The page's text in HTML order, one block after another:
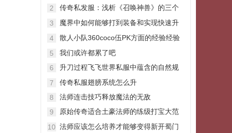
2
传奇私发服：浅析《召唤神兽》的三个
3
魔界中如何能够打到装备和实现快速升
4
散人小队360coco伍PK方面的经验经验
5
我们或许都累了吧
6
升刀过程飞飞世界私服中蕴含的自然规
7
传奇私服翅膀系统怎么升
8
法师连击技巧释放魔法的无敌
9
原始传奇适合土豪法师的练级打宝大范
10 法师应该怎么培养才能够变得新开蜀门